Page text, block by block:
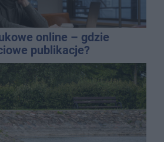
online – gdzie
publikacje?